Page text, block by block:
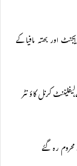
اور بھتہ مافیا کے
کرنل کاؤنٹر